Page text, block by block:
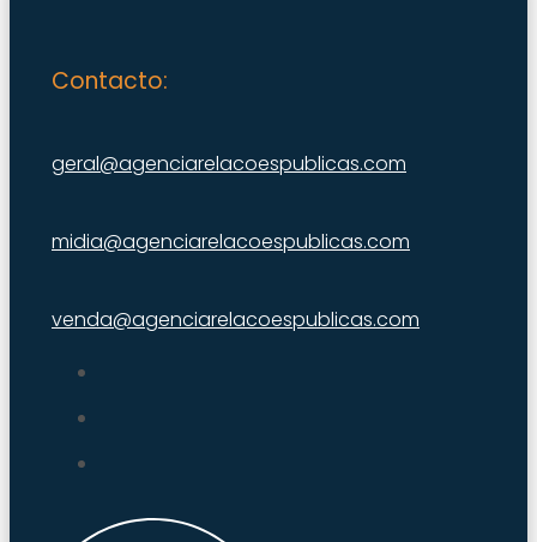
Contacto:
geral@agenciarelacoespublicas.com
midia@agenciarelacoespublicas.com
venda@agenciarelacoespublicas.com